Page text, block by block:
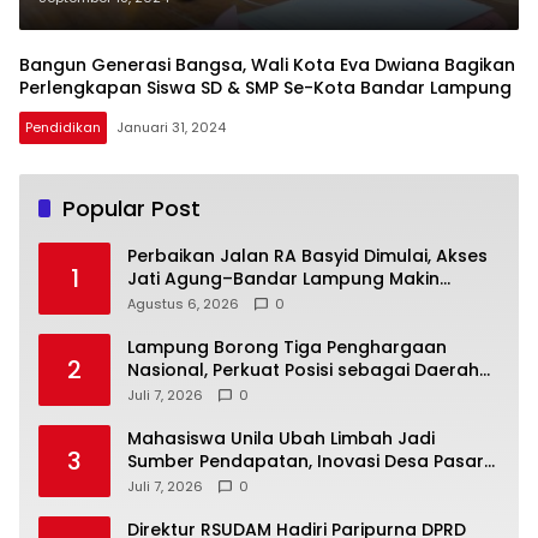
Didampingi Kejari Bandar
Lampung
Bangun Generasi Bangsa, Wali Kota Eva Dwiana Bagikan
Perlengkapan Siswa SD & SMP Se-Kota Bandar Lampung
Pendidikan Januari 31, 2024
Popular Post
1
Perbaikan Jalan RA Basyid Dimulai, Akses
Jati Agung–Bandar Lampung Makin
Lancar
Agustus 6, 2026 0
2
Lampung Borong Tiga Penghargaan
Nasional, Perkuat Posisi sebagai Daerah
Penggerak Ekonomi Syariah
Juli 7, 2026 0
3
Mahasiswa Unila Ubah Limbah Jadi
Sumber Pendapatan, Inovasi Desa Pasar
Krui Raih Pengakuan Nasional
Juli 7, 2026 0
Direktur RSUDAM Hadiri Paripurna DPRD